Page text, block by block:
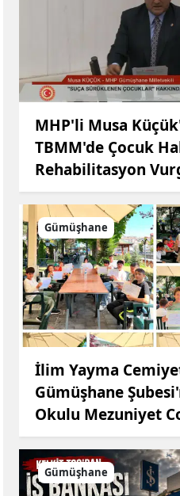
MHP'li Musa
TBMM'de Çocuk
Rehabilitasyon
Gümüşhane
İlim Yayma
Gümüşhane
Okulu Mezuniyet
Gümüşhane